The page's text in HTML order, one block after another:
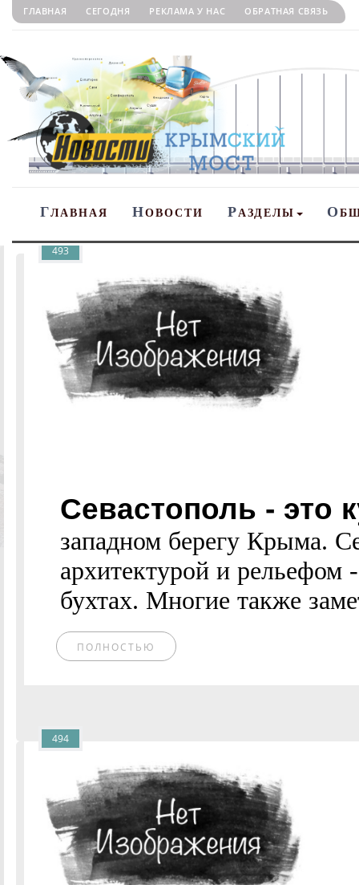
ГЛАВНАЯ СЕГОДНЯ РЕКЛАМА У НАС ОБРАТНАЯ СВЯЗЬ
ГЛАВНАЯ НОВОСТИ РАЗДЕЛЫ О
Севастополь - это
западном берегу Крыма.
архитектурой и рельефом
бухтах. Многие также
ПОЛНОСТЬЮ
493
494